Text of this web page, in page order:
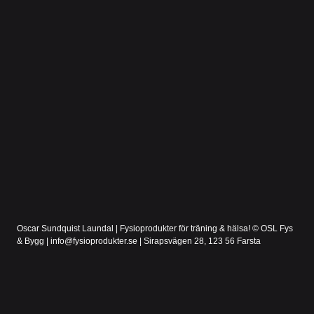
Oscar Sundquist Laundal | Fysioprodukter för träning & hälsa! © OSL Fys
& Bygg | info@fysioprodukter.se | Sirapsvägen 28, 123 56 Farsta